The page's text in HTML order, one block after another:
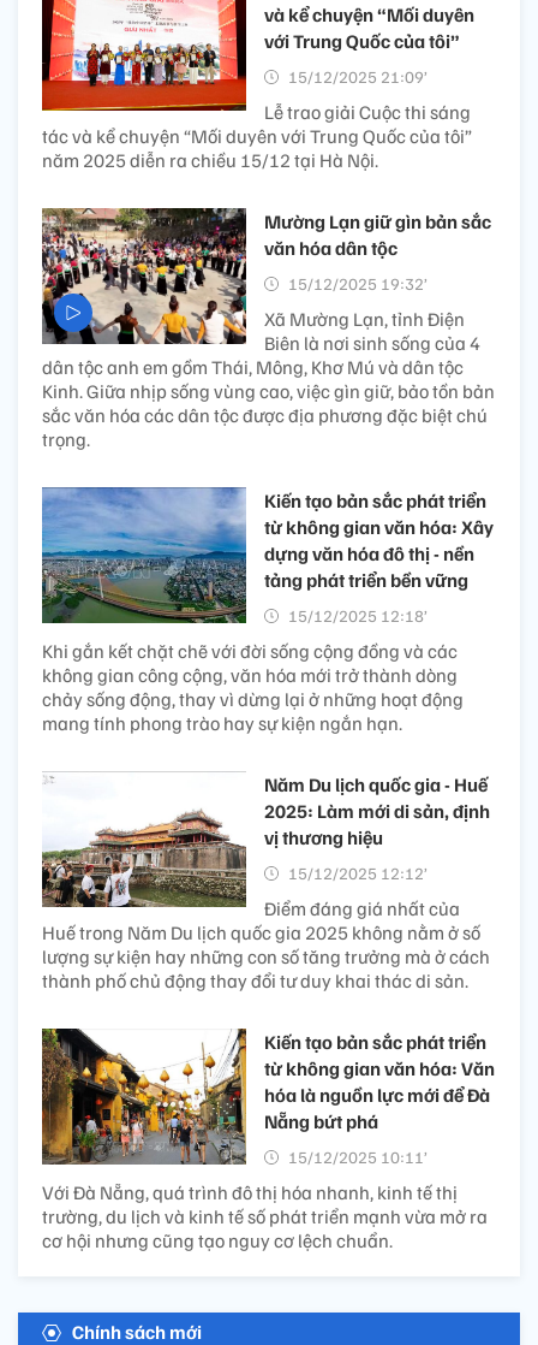
và kể chuyện “Mối duyên
với Trung Quốc của tôi”
15/12/2025 21:09’
Lễ trao giải Cuộc thi sáng
tác và kể chuyện “Mối duyên với Trung Quốc của tôi”
năm 2025 diễn ra chiều 15/12 tại Hà Nội.
Mường Lạn giữ gìn bản sắc
văn hóa dân tộc
15/12/2025 19:32’
Xã Mường Lạn, tỉnh Điện
Biên là nơi sinh sống của 4
dân tộc anh em gồm Thái, Mông, Khơ Mú và dân tộc
Kinh. Giữa nhịp sống vùng cao, việc gìn giữ, bảo tồn bản
sắc văn hóa các dân tộc được địa phương đặc biệt chú
trọng.
Kiến tạo bản sắc phát triển
từ không gian văn hóa: Xây
dựng văn hóa đô thị - nền
tảng phát triển bền vững
15/12/2025 12:18’
Khi gắn kết chặt chẽ với đời sống cộng đồng và các
không gian công cộng, văn hóa mới trở thành dòng
chảy sống động, thay vì dừng lại ở những hoạt động
mang tính phong trào hay sự kiện ngắn hạn.
Năm Du lịch quốc gia - Huế
2025: Làm mới di sản, định
vị thương hiệu
15/12/2025 12:12’
Điểm đáng giá nhất của
Huế trong Năm Du lịch quốc gia 2025 không nằm ở số
lượng sự kiện hay những con số tăng trưởng mà ở cách
thành phố chủ động thay đổi tư duy khai thác di sản.
Kiến tạo bản sắc phát triển
từ không gian văn hóa: Văn
hóa là nguồn lực mới để Đà
Nẵng bứt phá
15/12/2025 10:11’
Với Đà Nẵng, quá trình đô thị hóa nhanh, kinh tế thị
trường, du lịch và kinh tế số phát triển mạnh vừa mở ra
cơ hội nhưng cũng tạo nguy cơ lệch chuẩn.
Chính sách mới